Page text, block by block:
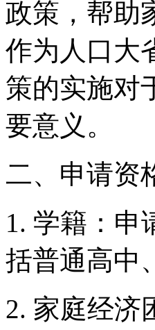
政策，帮助
作为人口大
策的实施对
要意义。
二、申请资
1. 学籍：申
括普通高中
2. 家庭经济